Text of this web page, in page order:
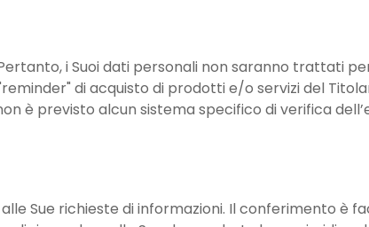
i Suoi dati personali non saranno trattati
di acquisto di prodotti e/o servizi del
è previsto alcun sistema specifico di verifica
Sue richieste di informazioni. Il conferimento è